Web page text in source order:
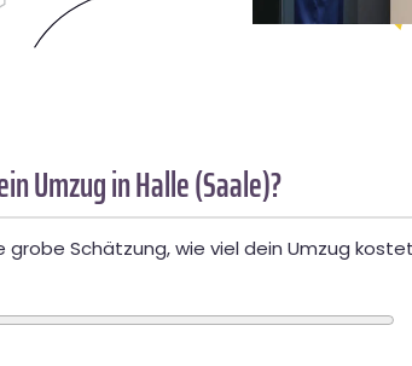
Umzug in Halle (Saale)?
Schätzung, wie viel dein Umzug